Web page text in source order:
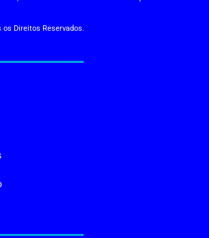
Direitos Reservados.